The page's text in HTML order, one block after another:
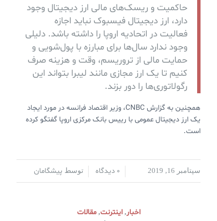
حاکمیت و ریسک‌های مالی ارز دیجیتال وجود
دارد، ارز دیجیتال فیسبوک نباید اجازه
فعالیت در اتحادیه اروپا را داشته باشد. دلیلی
وجود ندارد سال‌ها برای مبارزه با پول‌شویی و
حمایت مالی از تروریسم، وقت و هزینه صرف
کنیم تا یک ارز مجازی مانند لیبرا بتواند این
رگولاتوری‌ها را دور بزند.
همچنین به گزارش CNBC، وزیر اقتصاد فرانسه در مورد ایجاد
یک ارز دیجیتال عمومی با رییس بانک مرکزی اروپا گفتگو کرده
است.
سپتامبر 16, 2019 / 0 دیدگاه/ توسط پیشگامان
اخبار,اینترنت,مقالات